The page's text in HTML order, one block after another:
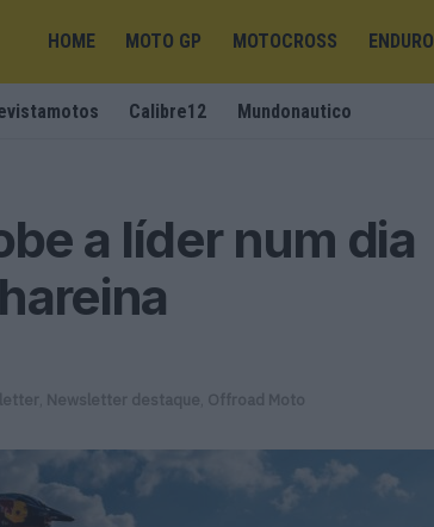
HOME MOTO GP MOTOCROSS ENDURO
Calibre12 Mundonautico
a líder num dia
Newsletter destaque Offroad Moto